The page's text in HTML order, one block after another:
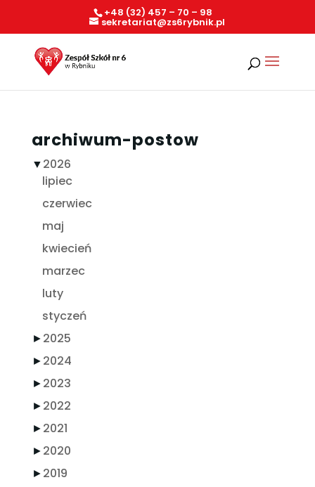
+48 (32) 457 – 70 – 98
sekretariat@zs6rybnik.pl
archiwum-postow
▼2026
lipiec
czerwiec
maj
kwiecień
marzec
luty
styczeń
►2025
►2024
►2023
►2022
►2021
►2020
►2019